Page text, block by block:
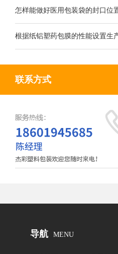
的气泡
怎样能做好医用包装袋的封口位
刀位置
根据纸铝塑药包膜的性能设置生
联系方式
导航 MENU